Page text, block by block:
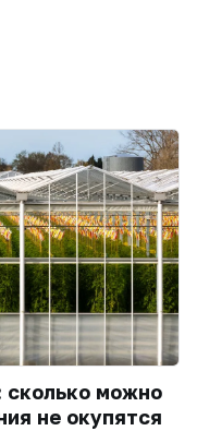
сколько можно
не окупятся